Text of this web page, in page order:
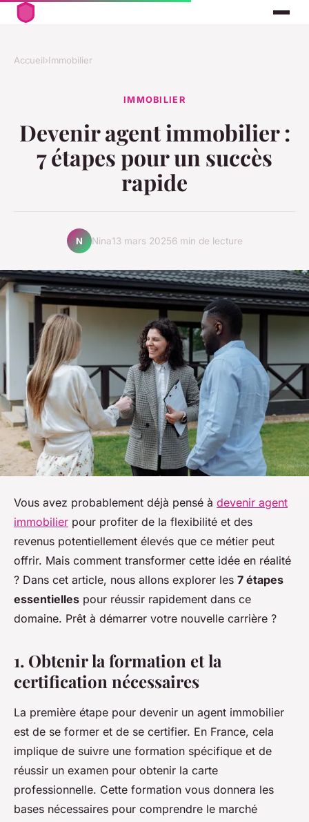
Accueil›Immobilier
IMMOBILIER
Devenir agent immobilier :
7 étapes pour un succès
rapide
N Nina13 mars 20256 min de lecture
Vous avez probablement déjà pensé à devenir agent
immobilier pour profiter de la flexibilité et des
revenus potentiellement élevés que ce métier peut
offrir. Mais comment transformer cette idée en réalité
? Dans cet article, nous allons explorer les 7 étapes
essentielles pour réussir rapidement dans ce
domaine. Prêt à démarrer votre nouvelle carrière ?
1. Obtenir la formation et la
certification nécessaires
La première étape pour devenir un agent immobilier
est de se former et de se certifier. En France, cela
implique de suivre une formation spécifique et de
réussir un examen pour obtenir la carte
professionnelle. Cette formation vous donnera les
bases nécessaires pour comprendre le marché